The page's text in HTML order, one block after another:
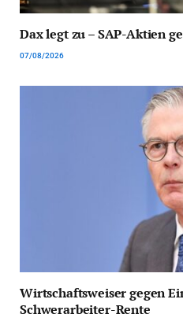
Dax legt zu – SAP-Aktien
07/08/2026
Wirtschaftsweiser gegen
Schwerarbeiter-Rente